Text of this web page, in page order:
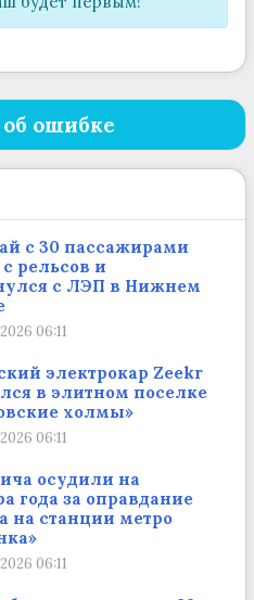
ошибке
с 30 пассажирами
рельсов и
с ЛЭП в Нижнем
06:11
электрокар Zeekr
в элитном поселке
холмы»
06:11
осудили на
года за оправдание
на станции метро
06:11